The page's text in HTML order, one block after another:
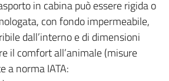
in cabina può essere rigida o
con fondo impermeabile,
dall’interno e di dimensioni
il comfort all’animale (misure
a norma IATA: